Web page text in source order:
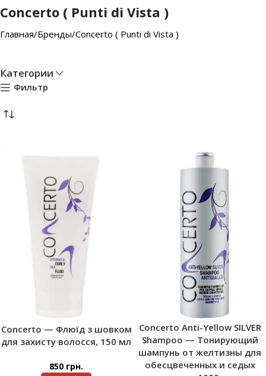
Concerto ( Punti di Vista )
Главная Бренды Concerto ( Punti di Vista )
Категории
Фильтр
Concerto — Флюїд з шовком
для захисту волосся, 150 мл
850 грн.
Concerto Anti-Yellow SILVER
Shampoo — Тонирующий
шампунь от желтизны для
обесцвеченных и седых